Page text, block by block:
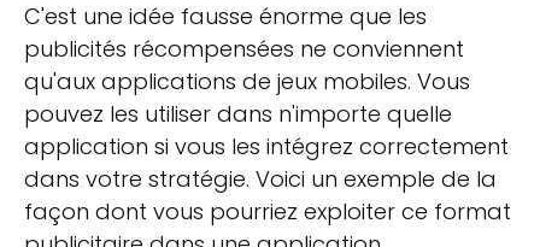
C'est une idée fausse énorme que les
publicités récompensées ne conviennent
qu'aux applications de jeux mobiles. Vous
pouvez les utiliser dans n'importe quelle
application si vous les intégrez correctement
dans votre stratégie. Voici un exemple de la
façon dont vous pourriez exploiter ce format